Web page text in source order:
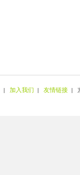
| 加入我们 | 友情链接 |